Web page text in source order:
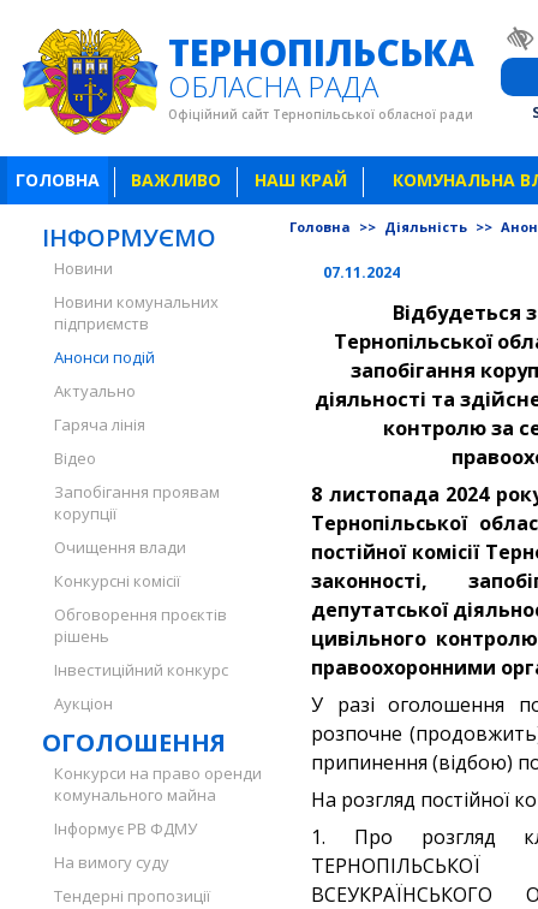
ТЕРНОПІЛЬСЬКА
ОБЛАСНА РАДА
Офіційний сайт Тернопільської обласної ради
ГОЛОВНА ВАЖЛИВО НАШ КРАЙ КОМУНАЛЬНА
ІНФОРМУЄМО
Новини
Новини комунальних
підприємств
Анонси подій
Актуально
Гаряча лінія
Відео
Запобігання проявам
корупції
Очищення влади
Конкурсні комісії
Обговорення проєктів
рішень
Інвестиційний конкурс
Аукціон
ОГОЛОШЕННЯ
Конкурси на право оренди
комунального майна
Інформує РВ ФДМУ
На вимогу суду
Тендерні пропозиції
Головна >> Діяльність >>
07.11.2024
Відбудеться
Тернопільської
запобігання
діяльності та
контролю за
8 листопада 2024
Тернопільської
постійної комісії
законності,
депутатської
цивільного
правоохоронними
У разі оголошення
розпочне
припинення (відбою)
На розгляд постійної
1. Про розгляд